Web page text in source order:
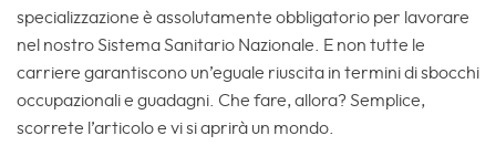
specializzazione è assolutamente obbligatorio per lavorare
nel nostro Sistema Sanitario Nazionale. E non tutte le
carriere garantiscono un’eguale riuscita in termini di sbocchi
occupazionali e guadagni. Che fare, allora? Semplice,
scorrete l’articolo e vi si aprirà un mondo.